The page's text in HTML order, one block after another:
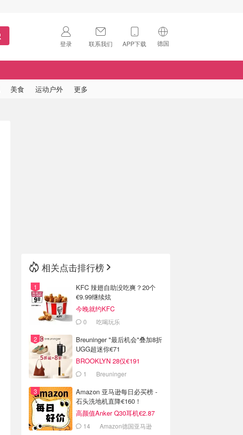
登录 联系我们 APP下载 德国
🇺🇸
美食 运动户外 更多
相关点击排行榜
KFC 辣翅自助没吃爽？20个
€9.99继续炫
今晚就约KFC
0 吃喝玩乐
Breuninger "最后机会"叠加8折
UGG超迷你€71
BROOKLYN 28仅€191
1 Breuninger
Amazon 亚马逊每日必买榜 -
石头洗地机直降€160！
高颜值Anker Q30耳机€2.87
14 Amazon德国亚马逊